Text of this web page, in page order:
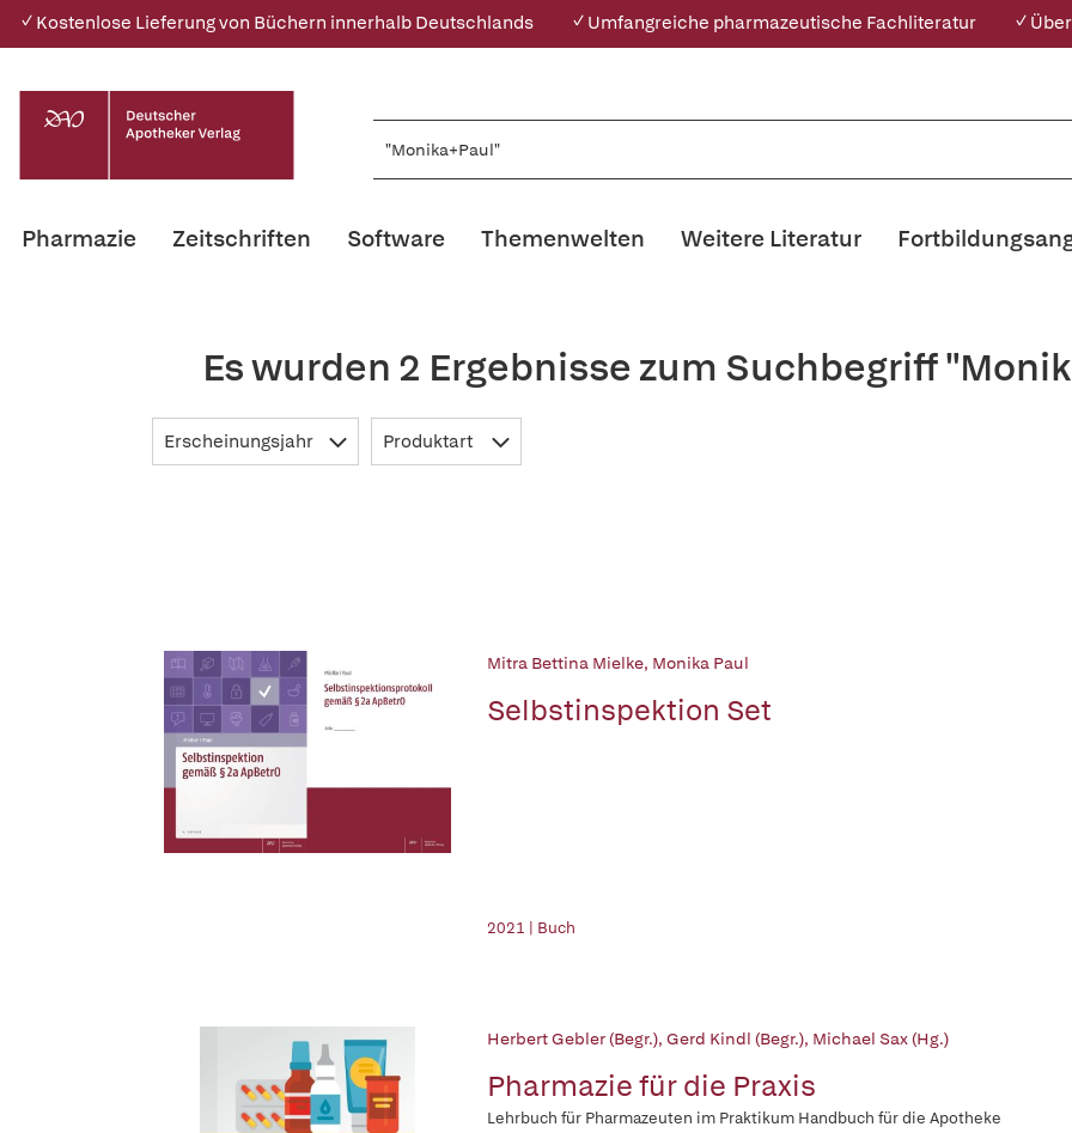
✓ Kostenlose Lieferung von Büchern innerhalb Deutschlands ✓ Umfangreiche pharmazeutische Fachliteratur ✓
Pharmazie Zeitschriften Software Themenwelten Weitere Literatur
Es wurden 2 Ergebnisse zum Suchbegriff
Erscheinungsjahr Produktart
Mitra Bettina Mielke, Monika Paul
Selbstinspektion Set
2021 | Buch
Herbert Gebler (Begr.), Gerd Kindl (Begr.), Michael Sax (Hg.)
Pharmazie für die Praxis
Lehrbuch für Pharmazeuten im Praktikum Handbuch für die Apotheke